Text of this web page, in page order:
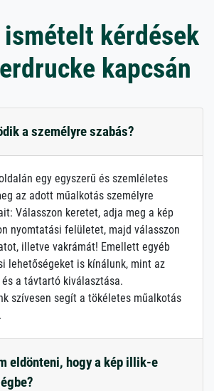
ismételt kérdések
kapcsán
a személyre szabás?
egy egyszerű és szemléletes
az adott műalkotás személyre
Válasszon keretet, adja meg a kép
nyomtatási felületet, majd válasszon
illetve vakrámát! Emellett egyéb
lehetőségeket is kínálunk, mint az
a távtartó kiválasztása.
szívesen segít a tökéletes műalkotás
eldönteni, hogy a kép illik-e